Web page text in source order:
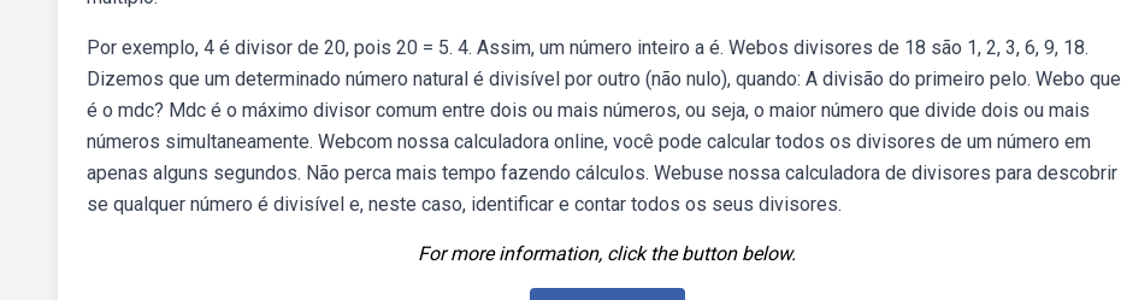
Por exemplo, 4 é divisor de 20, pois 20 = 5. 4. Assim, um número inteiro a é. Webos divisores de 18 são 1, 2, 3, 6, 9, 18.
Dizemos que um determinado número natural é divisível por outro (não nulo), quando: A divisão do primeiro pelo. Webo que
é o mdc? Mdc é o máximo divisor comum entre dois ou mais números, ou seja, o maior número que divide dois ou mais
números simultaneamente. Webcom nossa calculadora online, você pode calcular todos os divisores de um número em
apenas alguns segundos. Não perca mais tempo fazendo cálculos. Webuse nossa calculadora de divisores para descobrir
se qualquer número é divisível e, neste caso, identificar e contar todos os seus divisores.
For more information, click the button below.